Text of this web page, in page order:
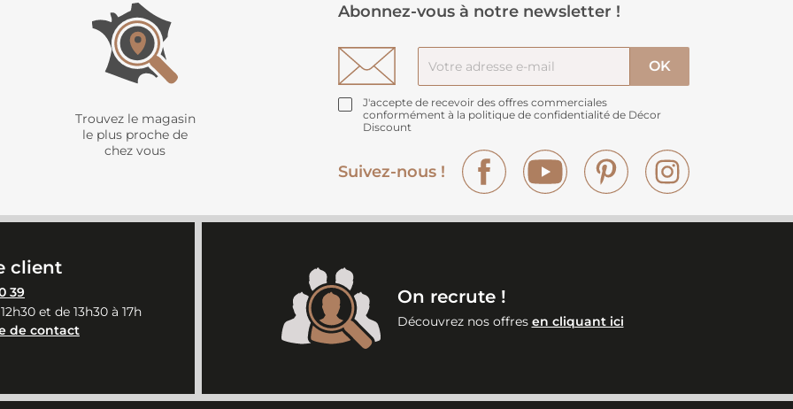
Trouvez le magasin
le plus proche de
chez vous
Abonnez-vous à notre newsletter !
J'accepte de recevoir des offres commerciales
conformément à la politique de confidentialité de Décor
Discount
Suivez-nous !
Facebook YouTube Pinterest
client
39
et de 13h30 à 17h
de contact
On recrute !
Découvrez nos offres en cliquant ici